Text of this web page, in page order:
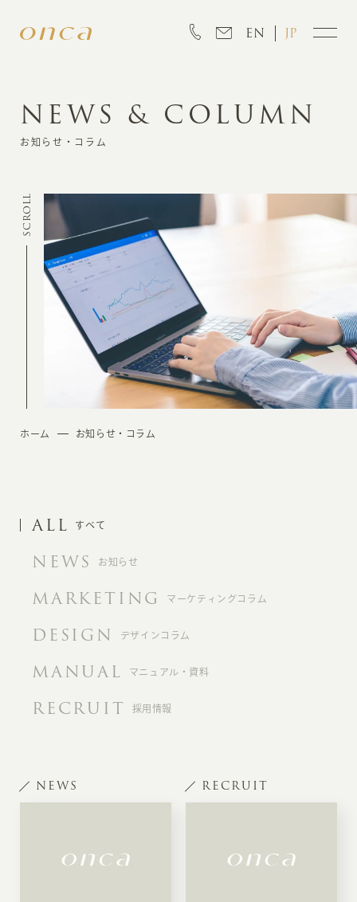
EN JP
INFORMATION
CREATION
MARKETING
NEWS & COLUMN
お知らせ・コラム
SCROLL
ホーム お知らせ・コラム
ALL すべて
NEWS お知らせ
MARKETING マーケティングコラム
DESIGN デザインコラム
MANUAL マニュアル・資料
RECRUIT 採用情報
NEWS RECRUIT